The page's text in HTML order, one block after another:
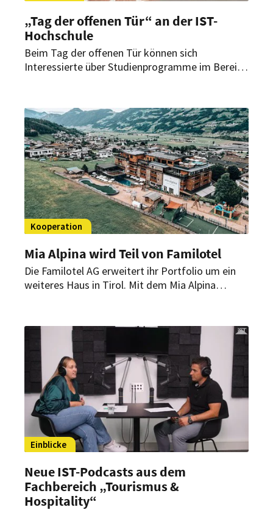
„Tag der offenen Tür“ an der IST-
Hochschule
Beim Tag der offenen Tür können sich
Interessierte über Studienprogramme im Bereich
Studiengänge „Bachelor Hotel Management“,
„Bachelor Tourismus Management“ und
„Bachelor Hotel- und Tourismusmarketing“.
Kooperation
Mia Alpina wird Teil von Familotel
Die Familotel AG erweitert ihr Portfolio um ein
weiteres Haus in Tirol. Mit dem Mia Alpina
Familienhotellerie.
Einblicke
Neue IST-Podcasts aus dem
Fachbereich „Tourismus &
Hospitality“